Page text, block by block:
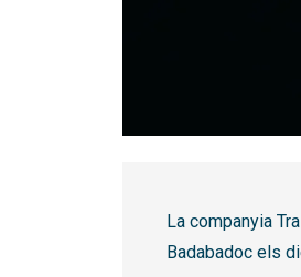
La companyia
Badabadoc els